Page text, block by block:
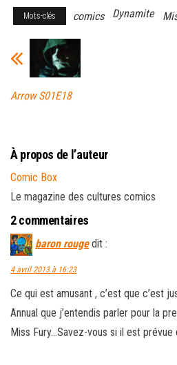
Mots-clés comics Dynamite
Arrow S01E18
À propos de l’auteur
Comic Box
Le magazine des cultures comics
2 commentaires
baron rouge dit :
4 avril 2013 à 16:23
Ce qui est amusant , c’est que c’est
Annual que j’entendis parler pour la
Miss Fury…Savez-vous si il est